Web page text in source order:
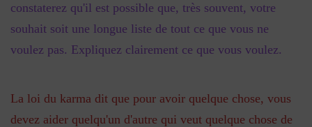
constaterez qu'il est possible que, très souvent, votre
souhait soit une longue liste de tout ce que vous ne
voulez pas. Expliquez clairement ce que vous voulez.
La loi du karma dit que pour avoir quelque chose, vous
devez aider quelqu'un d'autre qui veut quelque chose de